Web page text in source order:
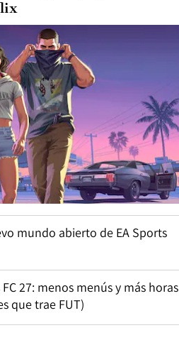
mundo abierto de EA Sports
27: menos menús y más horas
que trae FUT)